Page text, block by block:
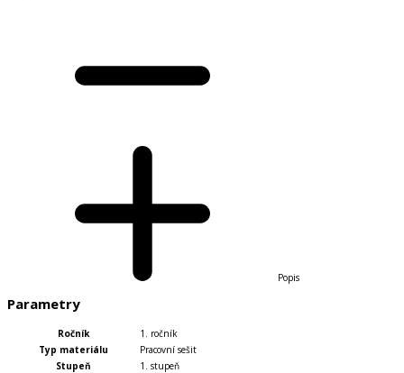
Popis
Parametry
Ročník
1. ročník
Typ materiálu
Pracovní sešit
Stupeň
1. stupeň